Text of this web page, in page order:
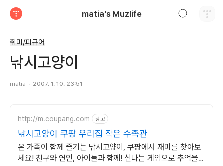
matia's Muzlife
취미/피규어
낚시고양이
matia 2007. 1. 10. 23:51
http://m.coupang.com 광고
낚시고양이 쿠팡 우리집 작은 수족관
온 가족이 함께 즐기는 낚시고양이, 쿠팡에서 재미를 찾아보
세요! 친구와 연인, 아이들과 함께! 신나는 게임으로 추억을